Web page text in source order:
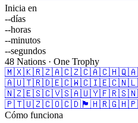
Inicia en
--días
--horas
--minutos
--segundos
48 Nations · One Trophy
🇲🇽🇰🇷🇿🇦🇨🇿🇨🇦🇨🇭🇶🇦
🇦🇺🇹🇷🇩🇪🇨🇼🇨🇮🇪🇨🇳🇱
🇳🇿🇪🇸🇨🇻🇸🇦🇺🇾🇫🇷🇸🇳
🇵🇹🇺🇿🇨🇴🇨🇩 🏴󠁧󠁢󠁥󠁮󠁧󠁿 🇭🇷🇬🇭
Cómo funciona